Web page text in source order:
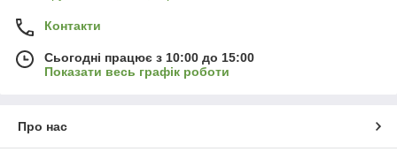
Контакти
Сьогодні працює з 10:00 до 15:00
Показати весь графік роботи
Про нас